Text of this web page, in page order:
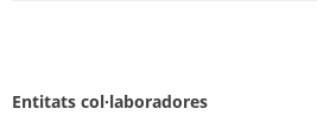
Entitats col·laboradores